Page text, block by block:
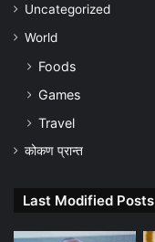
Uncategorized
World
Foods
Games
Travel
कोकण प्रान्त
Last Modified Posts